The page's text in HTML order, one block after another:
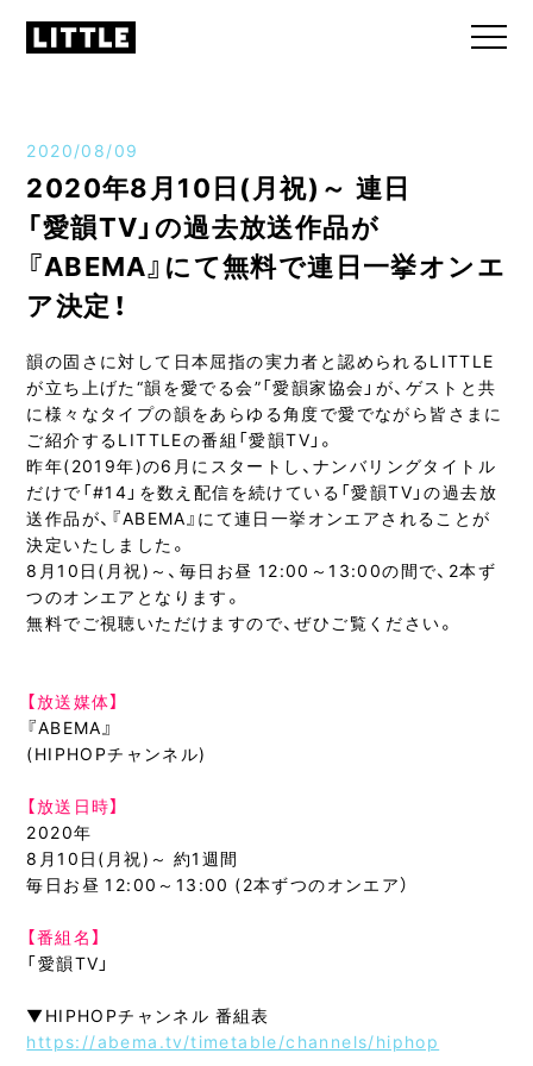
2020/08/09
2020年8月10日(月祝)～ 連日
「愛韻TV」の過去放送作品が
『ABEMA』にて無料で連日一挙オンエ
ア決定！
韻の固さに対して日本屈指の実力者と認められるLITTLE
が立ち上げた“韻を愛でる会”「愛韻家協会」が、ゲストと共
に様々なタイプの韻をあらゆる角度で愛でながら皆さまに
ご紹介するLITTLEの番組「愛韻TV」。
昨年(2019年)の6月にスタートし、ナンバリングタイトル
だけで「#14」を数え配信を続けている「愛韻TV」の過去放
送作品が、『ABEMA』にて連日一挙オンエアされることが
決定いたしました。
8月10日(月祝)～、毎日お昼 12:00～13:00の間で、2本ず
つのオンエアとなります。
無料でご視聴いただけますので、ぜひご覧ください。
【放送媒体】
『ABEMA』
(HIPHOPチャンネル)
【放送日時】
2020年
8月10日(月祝)～ 約1週間
毎日お昼 12:00～13:00 (2本ずつのオンエア）
【番組名】
「愛韻TV」
▼HIPHOPチャンネル 番組表
https://abema.tv/timetable/channels/hiphop